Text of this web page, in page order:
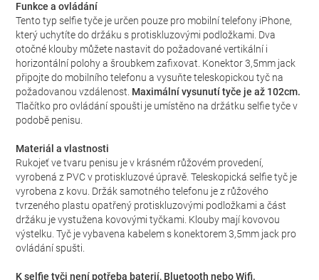
Funkce a ovládání
Tento typ selfie tyče je určen pouze pro mobilní telefony iPhone,
který uchytíte do držáku s protiskluzovými podložkami. Dva
otočné klouby můžete nastavit do požadované vertikální i
horizontální polohy a šroubkem zafixovat. Konektor 3,5mm jack
připojte do mobilního telefonu a vysuňte teleskopickou tyč na
požadovanou vzdálenost. Maximální vysunutí tyče je až 102cm.
Tlačítko pro ovládání spoušti je umístěno na držátku selfie tyče v
podobě penisu.
Materiál a vlastnosti
Rukojeť ve tvaru penisu je v krásném růžovém provedení,
vyrobená z PVC v protiskluzové úpravě. Teleskopická selfie tyč je
vyrobena z kovu. Držák samotného telefonu je z růžového
tvrzeného plastu opatřený protiskluzovými podložkami a část
držáku je vystužena kovovými tyčkami. Klouby mají kovovou
výstelku. Tyč je vybavena kabelem s konektorem 3,5mm jack pro
ovládání spušti.
K selfie tyči není potřeba baterií, Bluetooth nebo Wifi.